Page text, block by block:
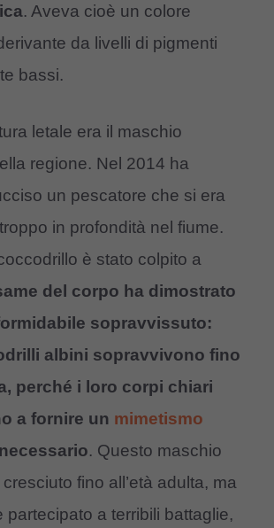
. Aveva cioè un colore
da livelli di pigmenti
bassi.
letale era il maschio
regione. Nel 2014 ha
un pescatore che si era
in profondità nel fiume.
è stato colpito a
del corpo ha dimostrato
sopravvissuto:
albini sopravvivono fino
perché i loro corpi chiari
a fornire un mimetismo
necessario. Questo maschio
fino all’età adulta, ma
partecipato a terribili battaglie,